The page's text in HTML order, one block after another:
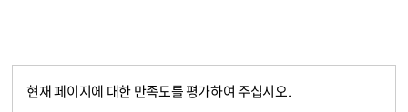
현재 페이지에 대한 만족도를 평가하여 주십시오.